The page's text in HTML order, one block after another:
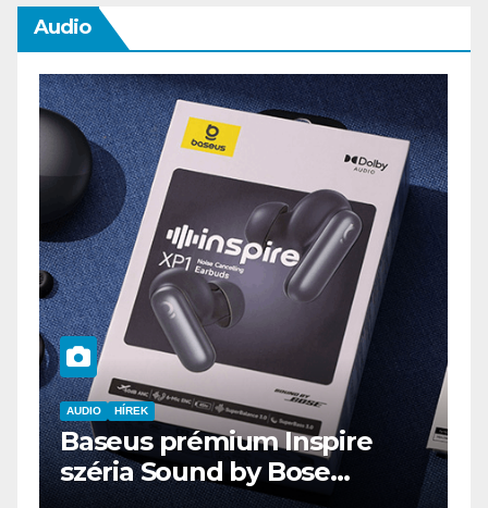
Audio
AUDIO IT MŰSZAKI
ENDORFY VIRO Plus USB